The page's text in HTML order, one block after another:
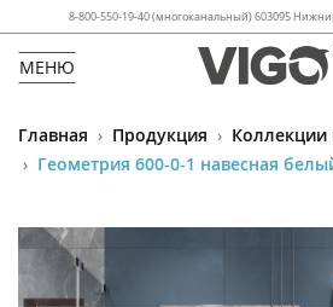
8-800-550-19-40 (многоканальный) 603095
МЕНЮ
Главная › Продукция ›
› Геометрия 600-0-1 навесная